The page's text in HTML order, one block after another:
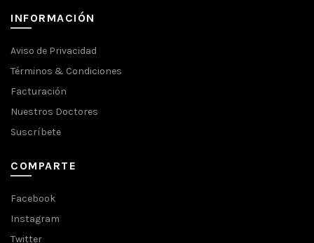
INFORMACIÓN
Aviso de Privacidad
Términos & Condiciones
Facturación
Nuestros Doctores
Suscríbete
COMPARTE
Facebook
Instagram
Twitter